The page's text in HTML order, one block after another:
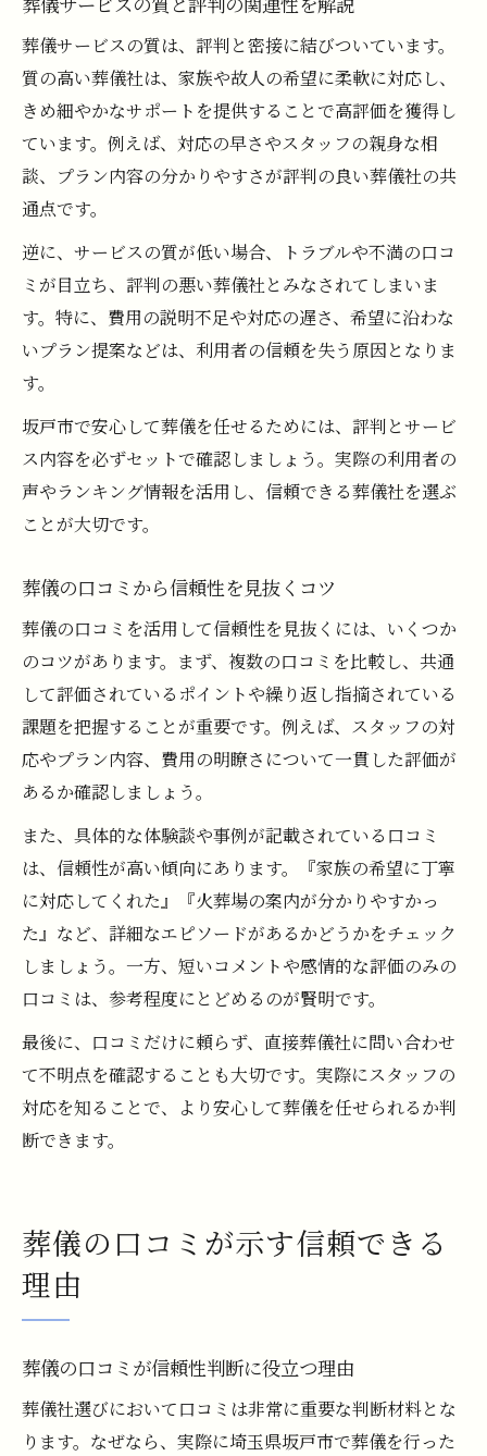
葬儀サービスの質は、評判と密接に結びついています。
質の高い葬儀社は、家族や故人の希望に柔軟に対応し、
きめ細やかなサポートを提供することで高評価を獲得し
ています。例えば、対応の早さやスタッフの親身な相
談、プラン内容の分かりやすさが評判の良い葬儀社の共
通点です。
逆に、サービスの質が低い場合、トラブルや不満の口コ
ミが目立ち、評判の悪い葬儀社とみなされてしまいま
す。特に、費用の説明不足や対応の遅さ、希望に沿わな
いプラン提案などは、利用者の信頼を失う原因となりま
す。
坂戸市で安心して葬儀を任せるためには、評判とサービ
ス内容を必ずセットで確認しましょう。実際の利用者の
声やランキング情報を活用し、信頼できる葬儀社を選ぶ
ことが大切です。
葬儀の口コミから信頼性を見抜くコツ
葬儀の口コミを活用して信頼性を見抜くには、いくつか
のコツがあります。まず、複数の口コミを比較し、共通
して評価されているポイントや繰り返し指摘されている
課題を把握することが重要です。例えば、スタッフの対
応やプラン内容、費用の明瞭さについて一貫した評価が
あるか確認しましょう。
また、具体的な体験談や事例が記載されている口コミ
は、信頼性が高い傾向にあります。『家族の希望に丁寧
に対応してくれた』『火葬場の案内が分かりやすかっ
た』など、詳細なエピソードがあるかどうかをチェック
しましょう。一方、短いコメントや感情的な評価のみの
口コミは、参考程度にとどめるのが賢明です。
最後に、口コミだけに頼らず、直接葬儀社に問い合わせ
て不明点を確認することも大切です。実際にスタッフの
対応を知ることで、より安心して葬儀を任せられるか判
断できます。
葬儀の口コミが示す信頼できる
理由
葬儀の口コミが信頼性判断に役立つ理由
葬儀社選びにおいて口コミは非常に重要な判断材料とな
ります。なぜなら、実際に埼玉県坂戸市で葬儀を行った